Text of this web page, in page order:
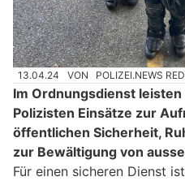
13.04.24 VON POLIZEI.NEWS
Im Ordnungsdienst
Polizisten Einsätze zur
öffentlichen Sicherheit,
zur Bewältigung von
Für einen sicheren Dienst